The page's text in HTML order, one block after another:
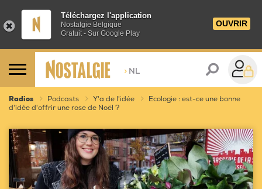
Téléchargez l'application
Nostalgie Belgique
Gratuit - Sur Google Play
OUVRIR
> NL
Radios Podcasts Y'a de l'idée
Ecologie : est-ce une bonne
d'idée d'offrir une rose de Noël ?